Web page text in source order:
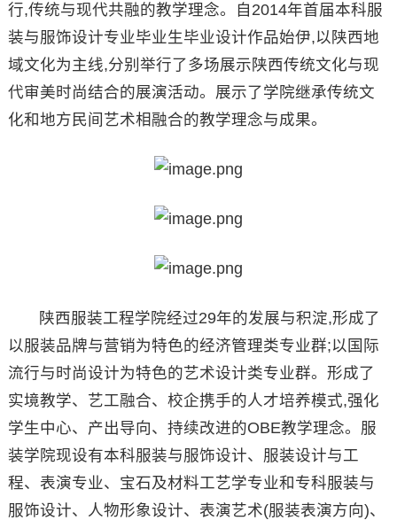
行,传统与现代共融的教学理念。自2014年首届本科服
装与服饰设计专业毕业生毕业设计作品始伊,以陕西地
域文化为主线,分别举行了多场展示陕西传统文化与现
代审美时尚结合的展演活动。展示了学院继承传统文
化和地方民间艺术相融合的教学理念与成果。
陕西服装工程学院经过29年的发展与积淀,形成了
以服装品牌与营销为特色的经济管理类专业群;以国际
流行与时尚设计为特色的艺术设计类专业群。形成了
实境教学、艺工融合、校企携手的人才培养模式,强化
学生中心、产出导向、持续改进的OBE教学理念。服
装学院现设有本科服装与服饰设计、服装设计与工
程、表演专业、宝石及材料工艺学专业和专科服装与
服饰设计、人物形象设计、表演艺术(服装表演方向)、